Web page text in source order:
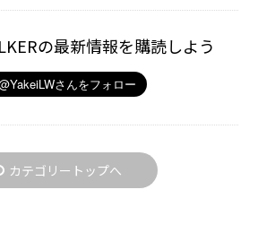
の最新情報を購読しよう
カテゴリートップへ